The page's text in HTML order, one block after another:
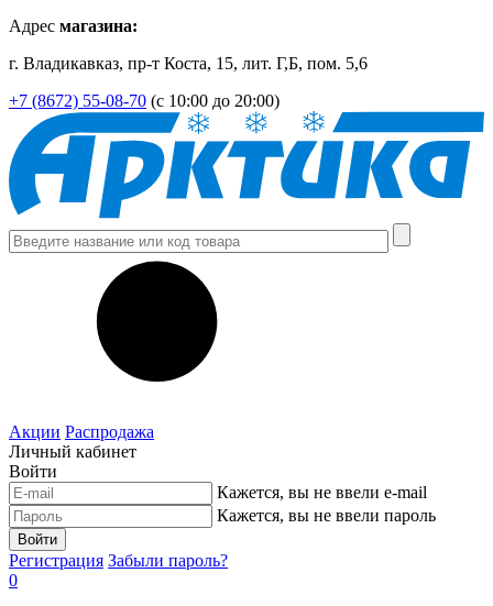
Адрес магазина:
г. Владикавказ, пр-т Коста, 15, лит. Г,Б, пом. 5,6
+7 (8672) 55-08-70 (с 10:00 до 20:00)
Акции Распродажа
Личный кабинет
Войти
Кажется, вы не ввели e-mail
Кажется, вы не ввели пароль
Войти
Регистрация Забыли пароль?
0